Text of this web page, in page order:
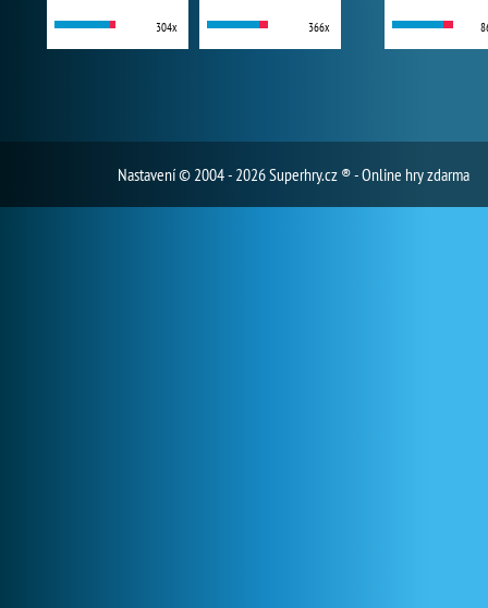
304x 366x
Nastavení© 2004 - 2026 Superhry.cz ® - Online hry zdarma